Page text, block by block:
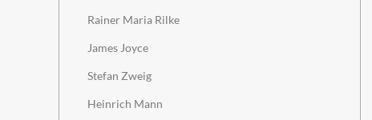
Rainer Maria Rilke
James Joyce
Stefan Zweig
Heinrich Mann